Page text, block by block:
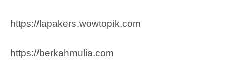
https://lapakers.wowtopik.com
https://berkahmulia.com